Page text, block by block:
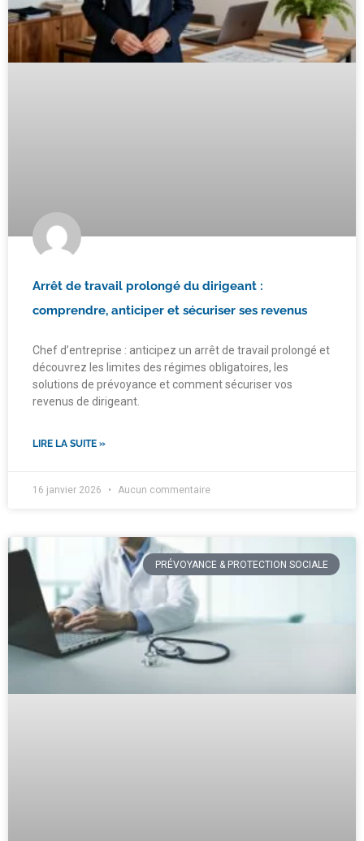
Arrêt de travail prolongé du dirigeant :
comprendre, anticiper et sécuriser ses revenus
Chef d’entreprise : anticipez un arrêt de travail prolongé et
découvrez les limites des régimes obligatoires, les
solutions de prévoyance et comment sécuriser vos
revenus de dirigeant.
LIRE LA SUITE »
16 janvier 2026 Aucun commentaire
PRÉVOYANCE & PROTECTION SOCIALE